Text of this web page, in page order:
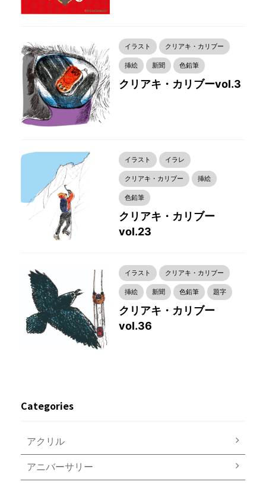
イラスト クリアキ・カリブー
挿絵 新聞 色鉛筆
クリアキ・カリブーvol.3
イラスト イラレ
クリアキ・カリブー 挿絵
色鉛筆
クリアキ・カリブー
vol.23
イラスト クリアキ・カリブー
挿絵 新聞 色鉛筆 題字
クリアキ・カリブー
vol.36
Categories
アクリル
アニバーサリー